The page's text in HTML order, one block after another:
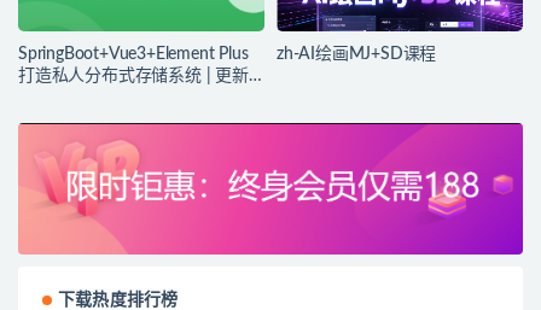
SpringBoot+Vue3+Element Plus
打造私人分布式存储系统 | 更新
zh-AI绘画MJ+SD课程
下载热度排行榜